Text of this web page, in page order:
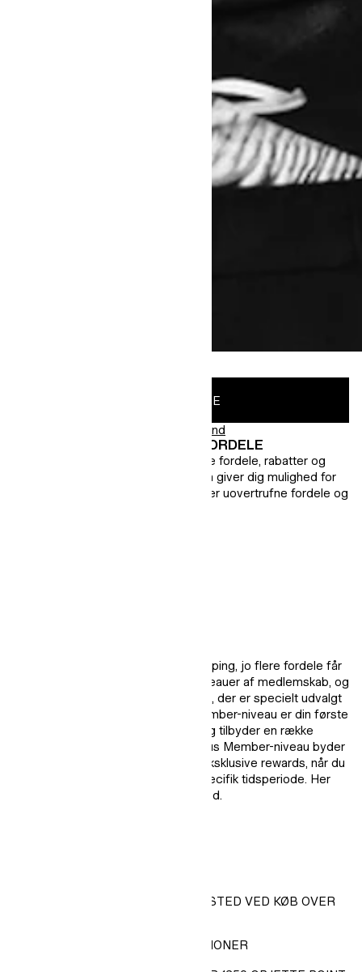
OPLEV MERE
Log ind
H&M MEMBERS HAR FLERE FORDELE
Som H&M Member får du eksklusive fordele, rabatter og
mere. Vores gratis loyalitetsprogram giver dig mulighed for
nemt at optjene point, mens du nyder uovertrufne fordele og
Jo flere point, du optjener ved shopping, jo flere fordele får
du som H&M Member. Der er to niveauer af medlemskab, og
hvert niveau har et udvalg af fordele, der er specielt udvalgt
til dig som Member. Vores Core Member-niveau er din første
indgang til vores medlemsunivers og tilbyder en række
fordele for dig som kunde. Vores Plus Member-niveau byder
dig velkommen til en ny verden af eksklusive rewards, når du
optjener 5000 point inden for en specifik tidsperiode. Her
kan du se fordelene ved at være med.
FRI LEVERING TIL UDLEVERINGSSTED VED KØB OVER
PRIORITET TIL SPECIALKOLLEKTIONER